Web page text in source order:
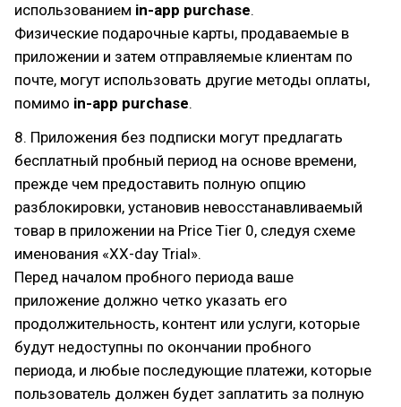
использованием in-app purchase.
Физические подарочные карты, продаваемые в
приложении и затем отправляемые клиентам по
почте, могут использовать другие методы оплаты,
помимо in-app purchase.
8. Приложения без подписки могут предлагать
бесплатный пробный период на основе времени,
прежде чем предоставить полную опцию
разблокировки, установив невосстанавливаемый
товар в приложении на Price Tier 0, следуя схеме
именования «XX-day Trial».
Перед началом пробного периода ваше
приложение должно четко указать его
продолжительность, контент или услуги, которые
будут недоступны по окончании пробного
периода, и любые последующие платежи, которые
пользователь должен будет заплатить за полную